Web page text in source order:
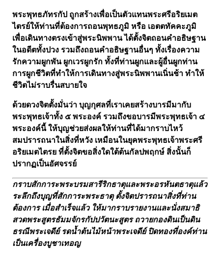
พระพุทธภัทรกัป ถูกสร้างเพื่อเป็นตัวแทนพระศรีอริยเมต
ไตรย์ให้ท่านที่ต้องการถอนพุทธภูมิ หรือ เอตตทัคคะภูมิ
เพื่อเดินทางตรงเข้าสู่พระนิพพาน ได้ตั้งจิตถอนคำอธิษฐาน
ในอดีตทั้งปวง รวมถึงถอนคำอธิษฐานอื่นๆ ทั้งเรื่องความ
รักความผูกพัน ผูกเวรผูกรัก ทั้งที่ท่านผูกและผู้อื่นผูกท่าน
การผูกชีวิตที่ทำให้การเดินทางสู่พระนิพพานเนิ่นช้า ทำให้
ชีวิตไม่ราบรื่นสบายใจ
ด้วยดวงจิตตั้งมั่นว่า บุญกุศลที่เราเคยสร้างบารมีมากับ
พระพุทธเจ้าทั้ง ๕ พระองค์ รวมถึงขอบารมีพระพุทธเจ้า ๔
พระองค์นี้ ให้บุญช่วยส่งผลให้ท่านที่ได้มากราบไหว้
สมปรารถนาในสิ่งที่หวัง เหมือนในยุคพระพุทธเจ้าพระศรี
อริยเมตไตรย ที่ตั้งจิตขอสิ่งใดใต้ต้นกัลปพฤกษ์ สิ่งนั้นก็
ปรากฏเป็นอัศจรรย์
กราบสักการะพระบรมสารีริกธาตุและพระอรหันตธาตุแล้ว
ระลึกถึงบุญที่สักการะพระธาตุ ตั้งจิตปรารถนาสิ่งที่ท่าน
ต้องการ เมื่อสำเร็จแล้ว ให้มากราบรายงานและนั่งสมาธิ
สวดพระสูตรธัมมจักรกัปปวัตนะสูตร ถวายกองดินเป็นดิน
ธรณีพระเจดีย์ รดน้ำต้นไม้หน้าพระเจดีย์ ปิดทองที่องค์ท่าน
เป็นเครื่องบูชาเทอญ